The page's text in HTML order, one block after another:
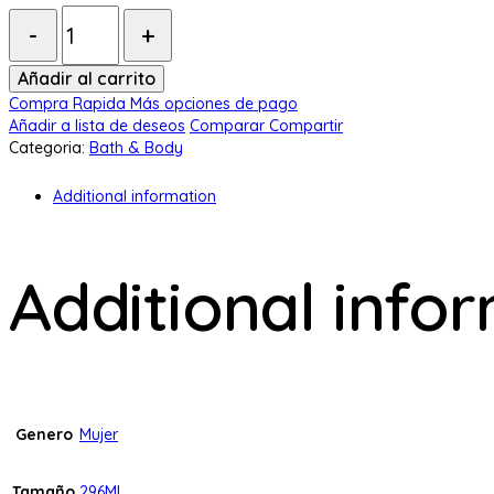
Cantidad:
Añadir al carrito
Compra Rapida Más opciones de pago
Añadir a lista de deseos CompararCompartir
Categoria: Bath & Body
Additional information
Additional
Genero Mujer